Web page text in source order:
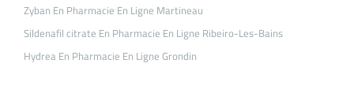
Zyban En Pharmacie En Ligne Martineau
Sildenafil citrate En Pharmacie En Ligne Ribeiro-Les-Bains
Hydrea En Pharmacie En Ligne Grondin